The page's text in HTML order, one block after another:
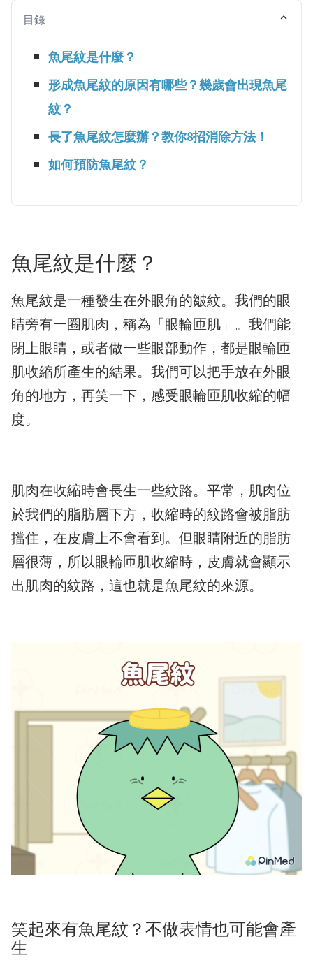
目錄
魚尾紋是什麼？
形成魚尾紋的原因有哪些？幾歲會出現魚尾
紋？
長了魚尾紋怎麼辦？教你8招消除方法！
如何預防魚尾紋？
魚尾紋是什麼？
魚尾紋是一種發生在外眼角的皺紋。我們的眼
睛旁有一圈肌肉，稱為「眼輪匝肌」。我們能
閉上眼睛，或者做一些眼部動作，都是眼輪匝
肌收縮所產生的結果。我們可以把手放在外眼
角的地方，再笑一下，感受眼輪匝肌收縮的幅
度。
肌肉在收縮時會長生一些紋路。平常，肌肉位
於我們的脂肪層下方，收縮時的紋路會被脂肪
擋住，在皮膚上不會看到。但眼睛附近的脂肪
層很薄，所以眼輪匝肌收縮時，皮膚就會顯示
出肌肉的紋路，這也就是魚尾紋的來源。
笑起來有魚尾紋？不做表情也可能會產
生